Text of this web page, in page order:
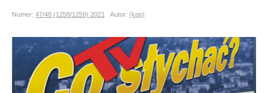
Numer: 47/48 (1258/1259) 2021 Autor: (kpp)